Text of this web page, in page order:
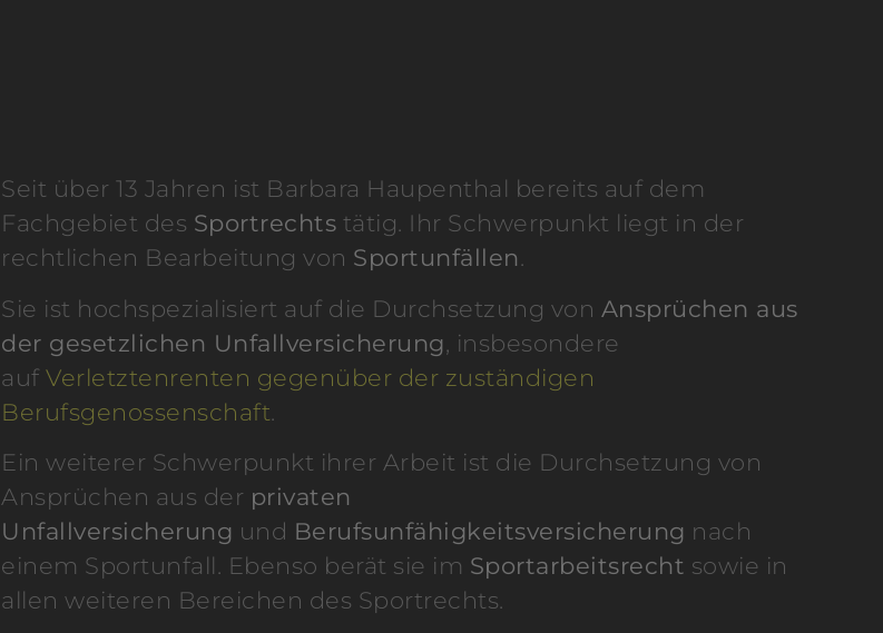
Seit über 13 Jahren ist Barbara Haupenthal bereits auf dem
Fachgebiet des Sportrechts tätig. Ihr Schwerpunkt liegt in der
rechtlichen Bearbeitung von Sportunfällen.
Sie ist hochspezialisiert auf die Durchsetzung von Ansprüchen aus
der gesetzlichen Unfallversicherung, insbesondere
auf Verletztenrenten gegenüber der zuständigen
Berufsgenossenschaft.
Ein weiterer Schwerpunkt ihrer Arbeit ist die Durchsetzung von
Ansprüchen aus der privaten
Unfallversicherung und Berufsunfähigkeitsversicherung nach
einem Sportunfall. Ebenso berät sie im Sportarbeitsrecht sowie in
allen weiteren Bereichen des Sportrechts.